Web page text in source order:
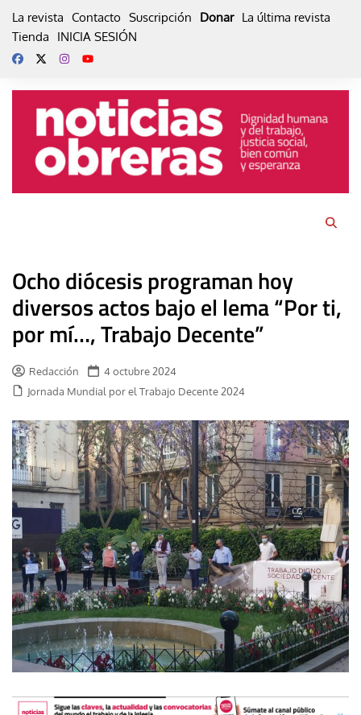
La revista Contacto Suscripción Donar La última revista
Tienda
INICIA SESIÓN
Ocho diócesis programan hoy
diversos actos bajo el lema “Por ti,
por mí…, Trabajo Decente”
Redacción
4 octubre 2024
Jornada Mundial por el Trabajo Decente 2024